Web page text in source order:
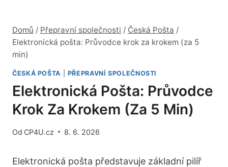
Domů / Přepravní společnosti / Česká Pošta /
Elektronická pošta: Průvodce krok za krokem (za 5
min)
ČESKÁ POŠTA PŘEPRAVNÍ SPOLEČNOSTI
Elektronická Pošta: Průvodce
Krok Za Krokem (za 5 Min)
Od CP4U.cz 8. 6. 2026
Elektronická pošta představuje základní pilíř